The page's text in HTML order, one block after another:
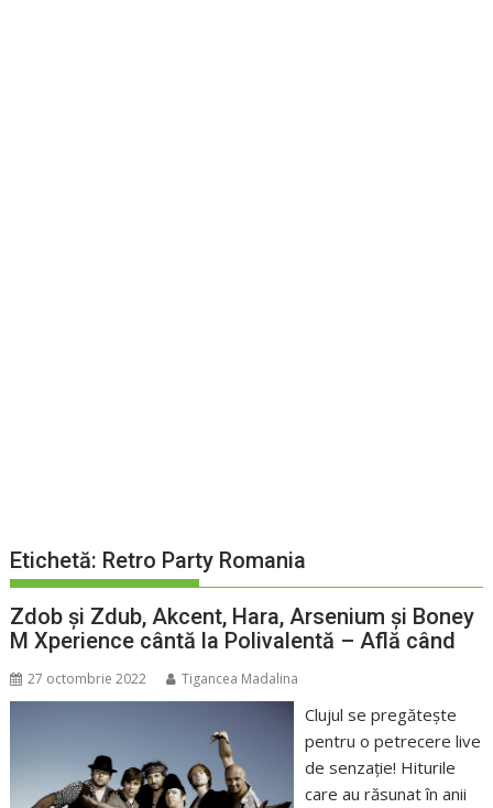
Etichetă: Retro Party Romania
Zdob și Zdub, Akcent, Hara, Arsenium și Boney
M Xperience cântă la Polivalentă – Află când
27 octombrie 2022 Tigancea Madalina
Clujul se pregătește
pentru o petrecere live
de senzație! Hiturile
care au răsunat în anii